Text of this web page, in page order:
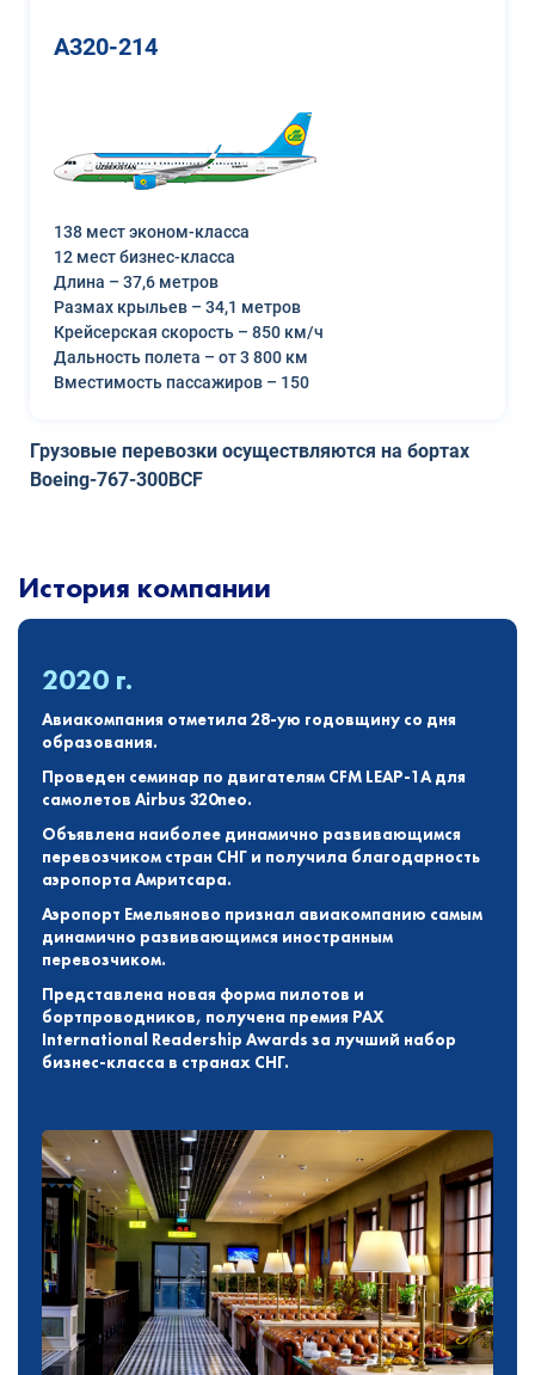
A320-214
138 мест эконом-класса
12 мест бизнес-класса
Длина – 37,6 метров
Размах крыльев – 34,1 метров
Крейсерская скорость – 850 км/ч
Дальность полета – от 3 800 км
Вместимость пассажиров – 150
Грузовые перевозки осуществляются на бортах
Boeing-767-300BCF
История компании
2020 г.
Авиакомпания отметила 28-ую годовщину со дня
образования.
Проведен семинар по двигателям CFM LEAP-1A для
самолетов Airbus 320neo.
Объявлена наиболее динамично развивающимся
перевозчиком стран СНГ и получила благодарность
аэропорта Амритсара.
Аэропорт Емельяново признал авиакомпанию самым
динамично развивающимся иностранным
перевозчиком.
Представлена новая форма пилотов и
бортпроводников, получена премия PAX
International Readership Awards за лучший набор
бизнес-класса в странах СНГ.